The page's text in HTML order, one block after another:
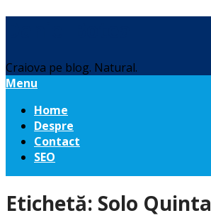
Craiova pe blog. Natural.
Menu
Home
Despre
Contact
SEO
Etichetă: Solo Quinta